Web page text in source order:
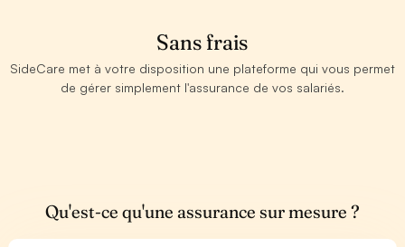
Sans frais
SideCare met à votre disposition une plateforme qui vous permet
de gérer simplement l'assurance de vos salariés.
Qu'est-ce qu'une assurance sur mesure ?